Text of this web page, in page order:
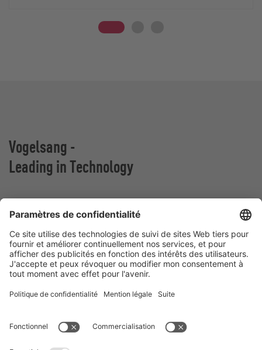
Vogelsang -
Leading in Technology
Vogelsang Canada Corp.
145 King Street West, Suite 2701
Toronto, Ontario
Canada
Téléphone:+1 905 517-4382